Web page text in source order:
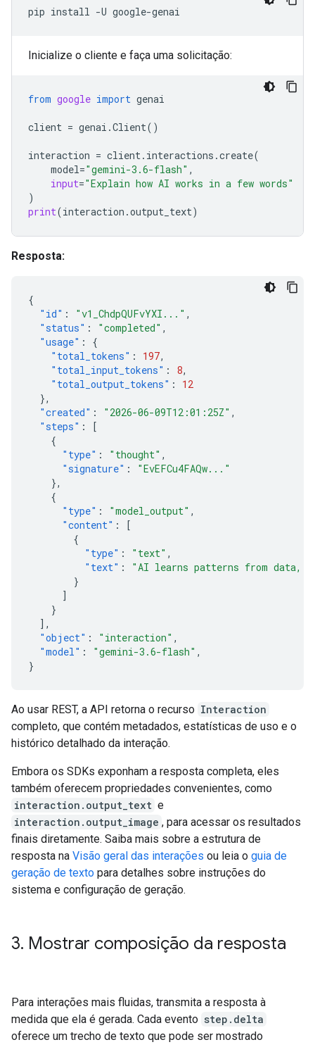
pip install -U
Inicialize o cliente e faça uma solicitação:
from google import genai
client = genai .Client()
interaction = client. interactions .create(
model="gemini-3.6-flash" ,
input="Explain how AI works in a few words"
)
print(interaction .output_text)
Resposta:
{
"id" : "v1_ChdpQUFvYXI..." ,
"status" : "completed" ,
"usage" :
{
"total_tokens" : 197,
"total_input_tokens" : 8,
"total_output_tokens" :
12
},
"created" : "2026-06-09T12:01:25Z" ,
"steps" :
[
{
"type" : "thought" ,
"signature" :
"EvEFCu4FAQw..."
},
{
"type" : "model_output" ,
"content" :
[
{
"type" : "text" ,
"text" :
"AI learns patterns from data,
}
]
}
],
"object" : "interaction" ,
"model" : "gemini-3.6-flash" ,
}
Ao usar REST, a API retorna o recurso Interaction
completo, que contém metadados, estatísticas de uso e o
histórico detalhado da interação.
Embora os SDKs exponham a resposta completa, eles
também oferecem propriedades convenientes, como
interaction.output_text e
interaction.output_image , para acessar os resultados
finais diretamente. Saiba mais sobre a estrutura de
resposta na Visão geral das interações ou leia o guia de
geração de texto para detalhes sobre instruções do
sistema e configuração de geração.
3. Mostrar composição da resposta
Para interações mais fluidas, transmita a resposta à
medida que ela é gerada. Cada evento step.delta
oferece um trecho de texto que pode ser mostrado